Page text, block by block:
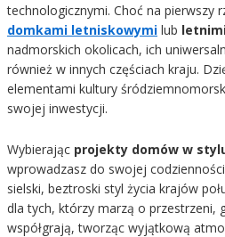
technologicznymi. Choć na pierwszy
domkami letniskowymi lub
nadmorskich okolicach, ich
również w innych częściach kraju.
elementami kultury
swojej inwestycji.
Wybierając projekty domów w
wprowadzasz do swojej
sielski, beztroski styl życia krajów
dla tych, którzy marzą o przestrzeni,
współgrają, tworząc wyjątkową